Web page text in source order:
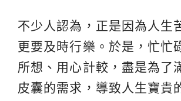
不少人認為，正是因為人生
更要及時行樂。於是，忙忙
所想、用心計較，盡是為了
皮囊的需求，導致人生寶貴